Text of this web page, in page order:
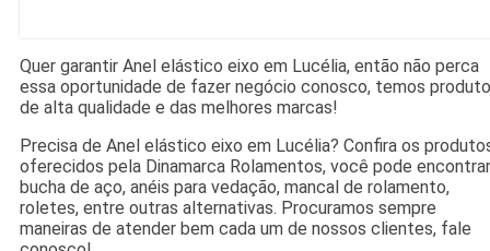
Quer garantir Anel elástico eixo em Lucélia, então não perca
essa oportunidade de fazer negócio conosco, temos
de alta qualidade e das melhores marcas!
Precisa de Anel elástico eixo em Lucélia? Confira os
oferecidos pela Dinamarca Rolamentos, você pode encontrar
bucha de aço, anéis para vedação, mancal de rolamento,
roletes, entre outras alternativas. Procuramos sempre
maneiras de atender bem cada um de nossos clientes, fale